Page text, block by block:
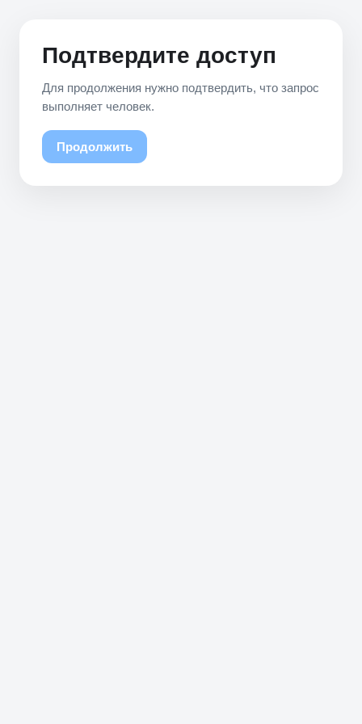
Подтвердите доступ
Для продолжения нужно подтвердить, что запрос
выполняет человек.
Продолжить